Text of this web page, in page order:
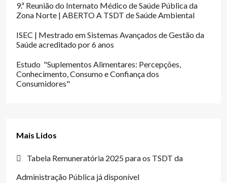
9.ª Reunião do Internato Médico de Saúde Pública da
Zona Norte | ABERTO A TSDT de Saúde Ambiental
ISEC | Mestrado em Sistemas Avançados de Gestão da
Saúde acreditado por 6 anos
Estudo "Suplementos Alimentares: Percepções,
Conhecimento, Consumo e Confiança dos
Consumidores"
Mais Lidos
Tabela Remuneratória 2025 para os TSDT da
Administração Pública já disponível